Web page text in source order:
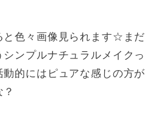
と色々画像見られます☆まだ
ンプルナチュラルメイクっ
的にはピュアな感じの方が